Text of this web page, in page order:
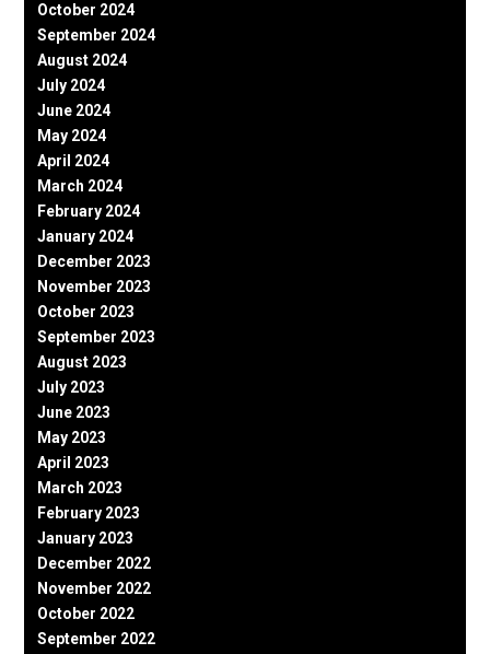
October 2024
September 2024
August 2024
July 2024
June 2024
May 2024
April 2024
March 2024
February 2024
January 2024
December 2023
November 2023
October 2023
September 2023
August 2023
July 2023
June 2023
May 2023
April 2023
March 2023
February 2023
January 2023
December 2022
November 2022
October 2022
September 2022